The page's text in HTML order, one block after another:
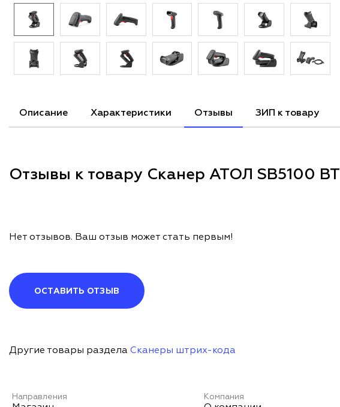
Описание Характеристики Отзывы ЗИП к товару
Отзывы к товару Сканер АТОЛ SB5100 BT
Нет отзывов. Ваш отзыв может стать первым!
ОСТАВИТЬ ОТЗЫВ
Другие товары раздела Сканеры штрих-кода
Направления Компания